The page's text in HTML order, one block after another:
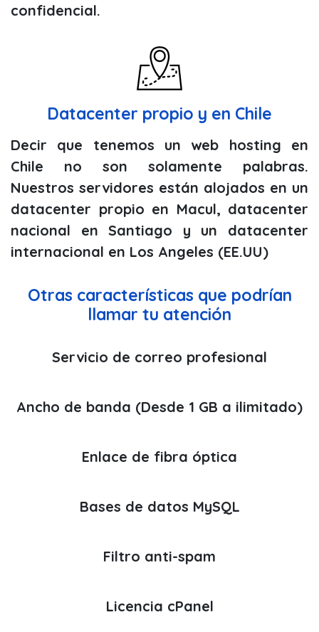
confidencial.
Datacenter propio y en Chile
Decir que tenemos un web hosting en
Chile no son solamente palabras.
Nuestros servidores están alojados en un
datacenter propio en Macul, datacenter
nacional en Santiago y un datacenter
internacional en Los Angeles (EE.UU)
Otras características que podrían
llamar tu atención
Servicio de correo profesional
Ancho de banda (Desde 1 GB a ilimitado)
Enlace de fibra óptica
Bases de datos MySQL
Filtro anti-spam
Licencia cPanel